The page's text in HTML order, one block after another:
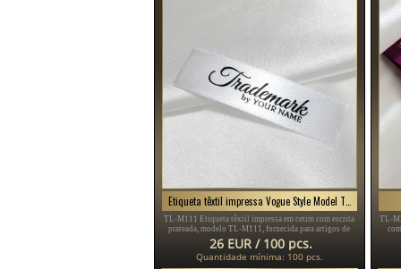
TL-M111 Etiqueta têxtil impressa em cetim com escrita
prateada, modelo TL-M111, fornecida para artigos de
vestuário, diferentes tipos de vestuário e acessórios.
26 EUR / 100 pcs.
Quantidade mínima: 100 pcs.
TL-